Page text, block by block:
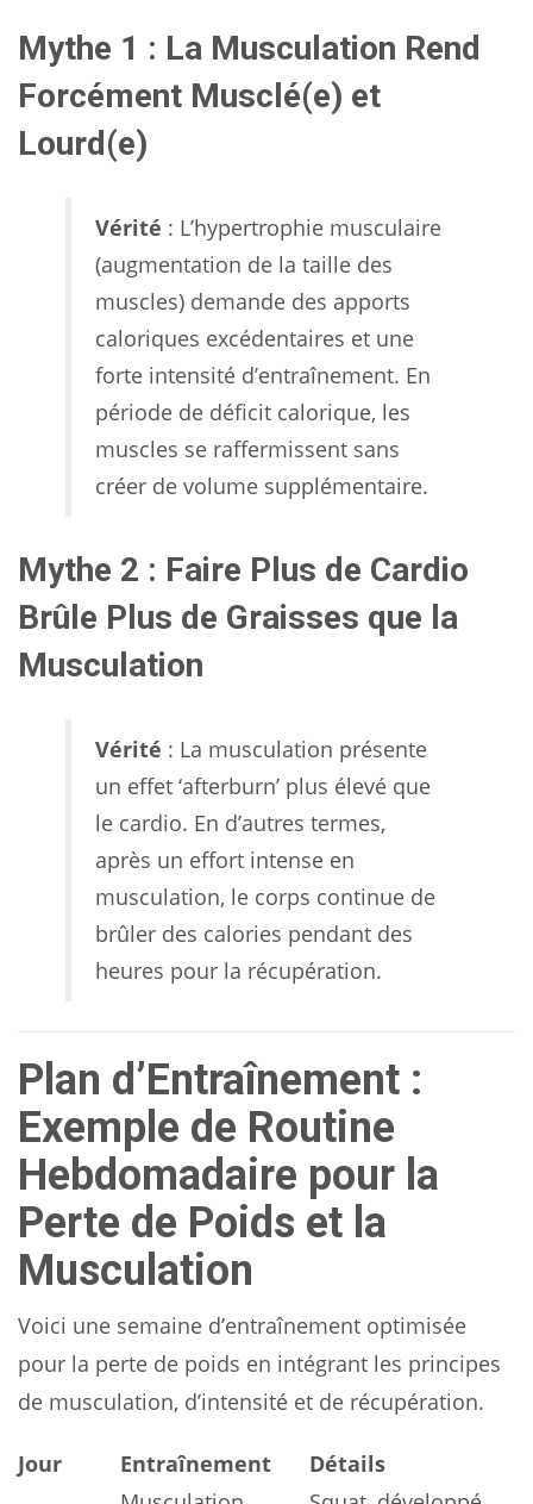
Mythe 1 : La Musculation Rend
Forcément Musclé(e) et
Lourd(e)
Vérité : L’hypertrophie musculaire
(augmentation de la taille des
muscles) demande des apports
caloriques excédentaires et une
forte intensité d’entraînement. En
période de déficit calorique, les
muscles se raffermissent sans
créer de volume supplémentaire.
Mythe 2 : Faire Plus de Cardio
Brûle Plus de Graisses que la
Musculation
Vérité : La musculation présente
un effet ‘afterburn’ plus élevé que
le cardio. En d’autres termes,
après un effort intense en
musculation, le corps continue de
brûler des calories pendant des
heures pour la récupération.
Plan d’Entraînement :
Exemple de Routine
Hebdomadaire pour la
Perte de Poids et la
Musculation
Voici une semaine d’entraînement optimisée
pour la perte de poids en intégrant les principes
de musculation, d’intensité et de récupération.
Jour Entraînement
Détails